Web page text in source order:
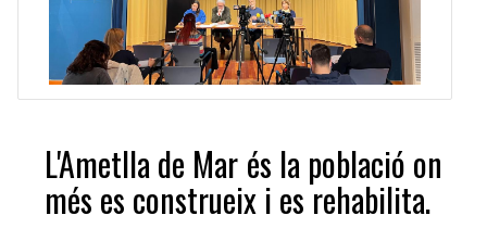
L'Ametlla de Mar és la població on
més es construeix i es rehabilita.